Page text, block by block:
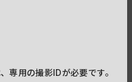
専用の撮影IDが必要です。